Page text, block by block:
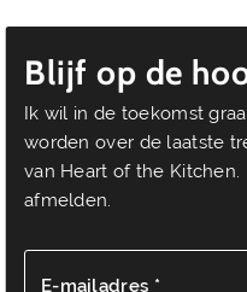
Blijf op de
Ik wil in de toekomst
worden over de laatste
van Heart of the
afmelden.
E-mailadres *